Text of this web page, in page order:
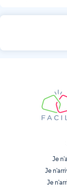
Je
Je
Je